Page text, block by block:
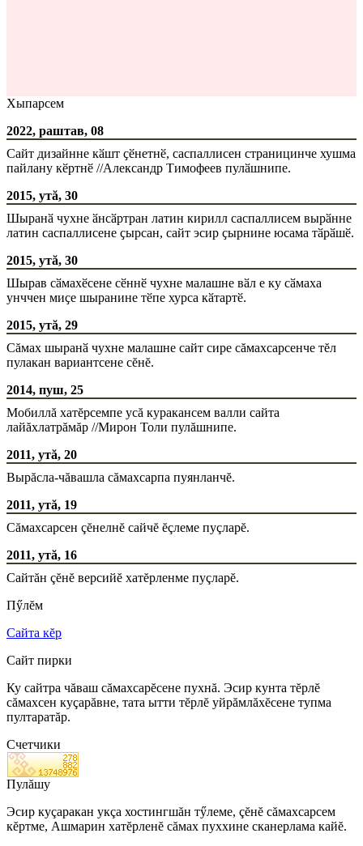
Хыпарсем
2022, раштав, 08
Сайт дизайнне кӑшт ҫӗнетнӗ, саспаллисен страницинче хушма
пайлану кӗртнӗ //Александр Тимофеев пулӑшнипе.
2015, утă, 30
Шыранӑ чухне ӑнсӑртран латин кирилл саспаллисем вырӑнне
латин саспаллисене ҫырсан, сайт эсир ҫырнине юсама тӑрӑшӗ.
2015, утă, 30
Шырав сӑмахӗсене сӗннӗ чухне малашне вӑл е ку сӑмаха
унччен миҫе шыранине тӗпе хурса кӑтартӗ.
2015, утă, 29
Сăмах шыранӑ чухне малашне сайт сире сăмахсарсенче тĕл
пулакан вариантсене сĕнĕ.
2014, пуш, 25
Мобиллă хатĕрсемпе усă куракансем валли сайта
лайăхлатрăмăр //Мирон Толи пулăшнипе.
2011, утă, 20
Вырăсла-чăвашла сăмахсарпа пуянланчĕ.
2011, утă, 19
Сăмахсарсен çĕнелнĕ сайчĕ ĕçлеме пуçларĕ.
2011, утă, 16
Сайтăн çĕнĕ версийĕ хатĕрленме пуçларĕ.
Пӳлĕм
Сайта кĕр
Сайт пирки
Ку сайтра чăваш сăмахсарĕсене пухнă. Эсир кунта тĕрлĕ
сăмахсен куçарăвне, тата ытти тĕрлĕ уйрăмлăхĕсене тупма
пултаратăр.
Счетчики
Пулăшу
Эсир куçаракан укçа хостингшăн тӳлеме, çĕнĕ сăмахсарсем
кĕртме, Ашмарин хатĕрленĕ сăмах пуххине сканерлама кайĕ.